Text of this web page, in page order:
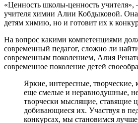
«Ценность школы-ценность учителя​»,
учителя химии Алии Кобдыковой. Она
детям химию, но и готовит их к
На вопрос какими компетенциями
современный педагог, сложно ли
современным поколением, Алия
современное поколение детей
Яркие, интересные, творческие,
еще смелые и неравнодушные,
творчески мыслящие, ставящие
добивающиеся их. Участвуя в
конкурсах, мы становимся